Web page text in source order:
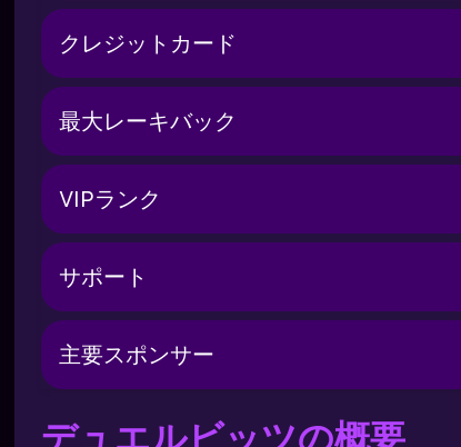
クレジットカード
最大レーキバック
VIPランク
サポート
主要スポンサー
デュエルビッツの概要